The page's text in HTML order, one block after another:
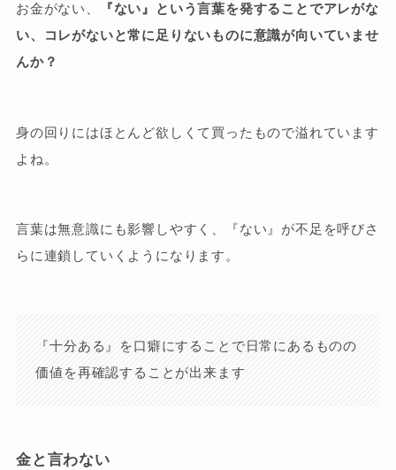
お金がない、
『ない』という言葉を発することでアレがな
い、コレがないと常に足りないものに意識が向いていませ
んか？
身の回りにはほとんど欲しくて買ったもので溢れています
よね。
言葉は無意識にも影響しやすく、『ない』が不足を呼びさ
らに連鎖していくようになります。
『十分ある』を口癖にすることで日常にあるものの
価値を再確認することが出来ます
金と言わない